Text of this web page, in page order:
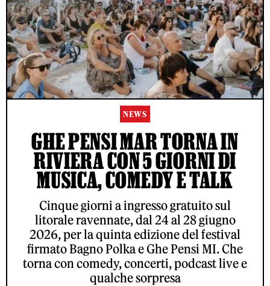
NEWS
GHE PENSI MAR TORNA IN
RIVIERA CON 5 GIORNI DI
MUSICA, COMEDY E TALK
Cinque giorni a ingresso gratuito sul
litorale ravennate, dal 24 al 28 giugno
2026, per la quinta edizione del festival
firmato Bagno Polka e Ghe Pensi MI. Che
torna con comedy, concerti, podcast live e
qualche sorpresa